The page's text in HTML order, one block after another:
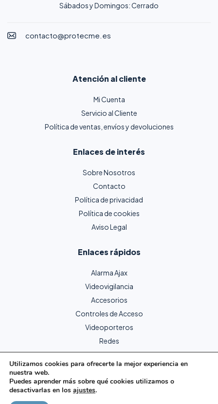
Sábados y Domingos: Cerrado
contacto@protecme.es
Atención al cliente
Mi Cuenta
Servicio al Cliente
Política de ventas, envíos y devoluciones
Enlaces de interés
Sobre Nosotros
Contacto
Política de privacidad
Política de cookies
Aviso Legal
Enlaces rápidos
Alarma Ajax
Videovigilancia
Accesorios
Controles de Acceso
Videoporteros
Redes
Copyright © 2024 Protecme Seguridad. Todos los derechos
reservados.
Utilizamos cookies para ofrecerte la mejor experiencia en
nuestra web.
Puedes aprender más sobre qué cookies utilizamos o
desactivarlas en los ajustes.